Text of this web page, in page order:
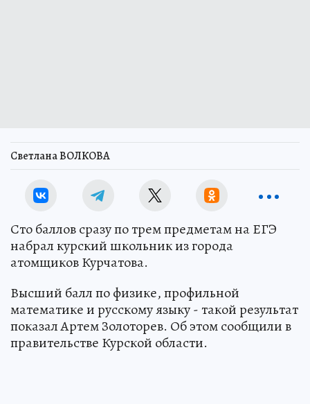
Светлана ВОЛКОВА
Сто баллов сразу по трем предметам на ЕГЭ
набрал курский школьник из города
атомщиков Курчатова.
Высший балл по физике, профильной
математике и русскому языку - такой результат
показал Артем Золоторев. Об этом сообщили в
правительстве Курской области.